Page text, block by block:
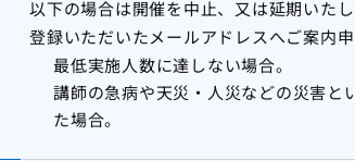
以下の場合は開催を中止、又は延期いた
登録いただいたメールアドレスへご案内申
最低実施人数に達しない場合。
講師の急病や天災・人災などの災害と
た場合。